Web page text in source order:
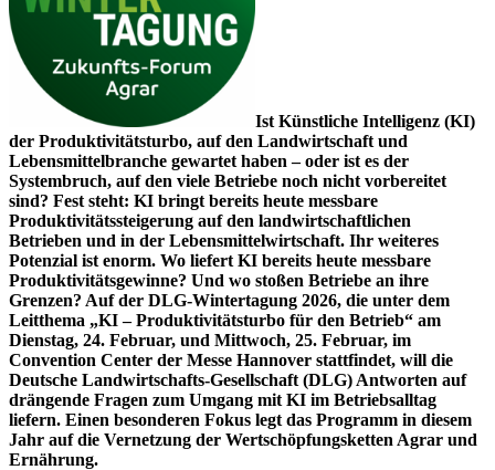
Ist Künstliche Intelligenz (KI)
der Produktivitätsturbo, auf den Landwirtschaft und
Lebensmittelbranche gewartet haben – oder ist es der
Systembruch, auf den viele Betriebe noch nicht vorbereitet
sind? Fest steht: KI bringt bereits heute messbare
Produktivitätssteigerung auf den landwirtschaftlichen
Betrieben und in der Lebensmittelwirtschaft. Ihr weiteres
Potenzial ist enorm. Wo liefert KI bereits heute messbare
Produktivitätsgewinne? Und wo stoßen Betriebe an ihre
Grenzen? Auf der DLG-Wintertagung 2026, die unter dem
Leitthema „KI – Produktivitätsturbo für den Betrieb“ am
Dienstag, 24. Februar, und Mittwoch, 25. Februar, im
Convention Center der Messe Hannover stattfindet, will die
Deutsche Landwirtschafts-Gesellschaft (DLG) Antworten auf
drängende Fragen zum Umgang mit KI im Betriebsalltag
liefern. Einen besonderen Fokus legt das Programm in diesem
Jahr auf die Vernetzung der Wertschöpfungsketten Agrar und
Ernährung.